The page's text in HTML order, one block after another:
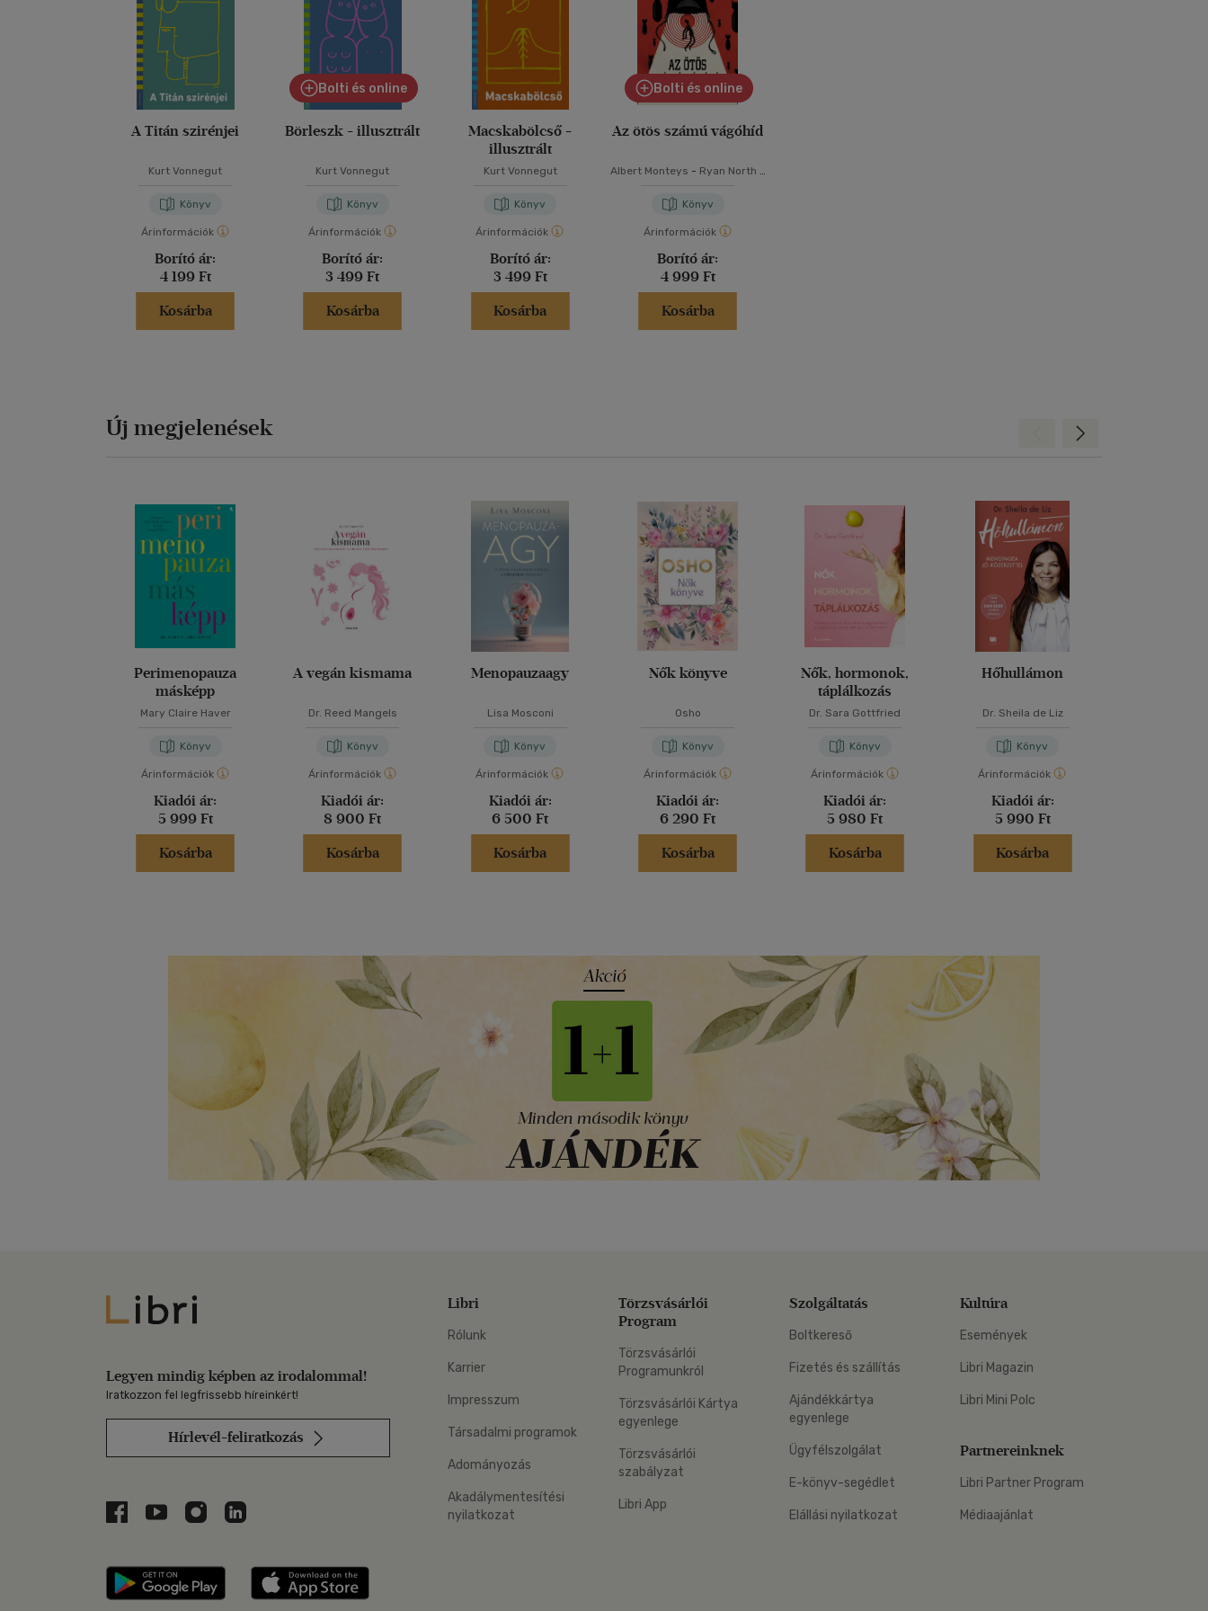
A Titán szirénjei
Kurt Vonnegut
Könyv
Árinformációk
Borító ár:
4 199 Ft
Kosárba
Bolti és online
Börleszk - illusztrált
Kurt Vonnegut
Könyv
Árinformációk
Borító ár:
3 499 Ft
Kosárba
Macskabölcső -
illusztrált
Kurt Vonnegut
Könyv
Árinformációk
Borító ár:
3 499 Ft
Kosárba
Bolti és online
Az ötös számú vágóhíd
Albert Monteys - Ryan North -
Könyv
Árinformációk
Borító ár:
4 999 Ft
Kosárba
Új megjelenések
Perimenopauza
másképp
Mary Claire Haver
Könyv
Árinformációk
Kiadói ár:
5 999 Ft
Kosárba
A vegán kismama
Dr. Reed Mangels
Könyv
Árinformációk
Kiadói ár:
8 900 Ft
Kosárba
Menopauzaagy
Lisa Mosconi
Könyv
Árinformációk
Kiadói ár:
6 500 Ft
Kosárba
Nők könyve
Osho
Könyv
Árinformációk
Kiadói ár:
6 290 Ft
Kosárba
Nők, hormonok,
táplálkozás
Dr. Sara Gottfried
Könyv
Árinformációk
Kiadói ár:
5 980 Ft
Kosárba
Hőhullámon
Dr. Sheila de Liz
Könyv
Árinformációk
Kiadói ár:
5 990 Ft
Kosárba
Előre
Libri
Legyen mindig képben az irodalommal!
Iratkozzon fel legfrissebb híreinkért!
Hírlevél-feliratkozás
Libri a Facebookon
Libri a Youtube-on
Libri az Instagramon
Libri a LinkedInen
Libri applikáció Szerezd meg: Google Play
Libri
Rólunk
Karrier
Impresszum
Társadalmi programok
Adományozás
Akadálymentesítési
nyilatkozat
Törzsvásárlói
Program
Törzsvásárlói
Programunkról
Törzsvásárlói Kártya
egyenlege
Törzsvásárlói
szabályzat
Libri App
Szolgáltatás
Boltkereső
Fizetés és szállítás
Ajándékkártya
egyenlege
Ügyfélszolgálat
E-könyv-segédlet
Elállási nyilatkozat
Kultúra
Események
Libri Magazin
Libri Mini Polc
Partnereinknek
Libri Partner Program
Médiaajánlat